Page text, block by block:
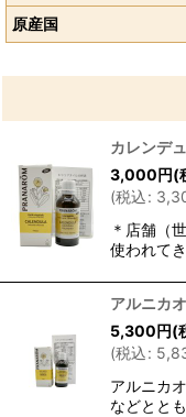
原産国
カレンデ
3,000円(
(税込:
＊店舗（
使われて
アルニカ
5,300円(
(税込:
アルニカ
などとと